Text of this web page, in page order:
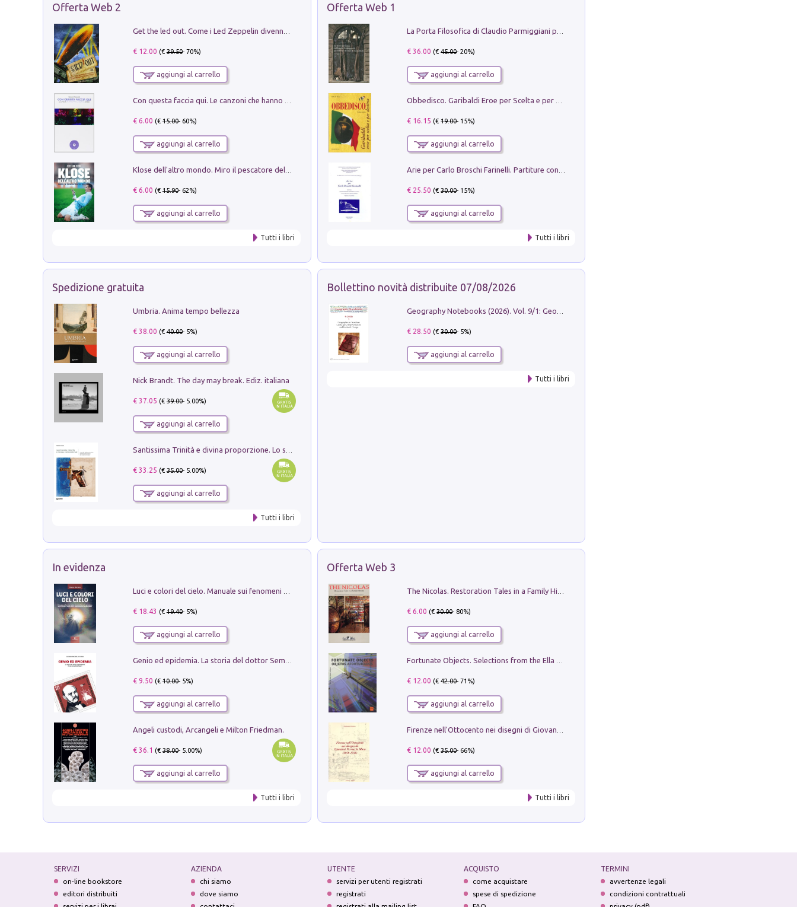
Offerta Web 2
€ 12.00 (€39.50- 70%)
aggiungi al carrello
€ 6.00 (€15.00- 60%)
aggiungi al carrello
Klose dell'altro mondo. Miro il pescatore del goal
€ 6.00 (€15.90- 62%)
aggiungi al carrello
Tutti i libri
Offerta Web 1
€ 36.00 (€45.00- 20%)
aggiungi al carrello
€ 16.15 (€19.00- 15%)
aggiungi al carrello
€ 25.50 (€30.00- 15%)
aggiungi al carrello
Tutti i libri
Spedizione gratuita
Umbria. Anima tempo bellezza
€ 38.00 (€40.00- 5%)
aggiungi al carrello
Nick Brandt. The day may break. Ediz. italiana
€ 37.05 (€39.00- 5.00%)
aggiungi al carrello
€ 33.25 (€35.00- 5.00%)
aggiungi al carrello
Tutti i libri
Bollettino novità distribuite 07/08/2026
€ 28.50 (€30.00- 5%)
aggiungi al carrello
Tutti i libri
In evidenza
€ 18.43 (€19.40- 5%)
aggiungi al carrello
€ 9.50 (€10.00- 5%)
aggiungi al carrello
Angeli custodi, Arcangeli e Milton Friedman.
€ 36.1 (€38.00- 5.00%)
aggiungi al carrello
Tutti i libri
Offerta Web 3
€ 6.00 (€30.00- 80%)
aggiungi al carrello
€ 12.00 (€42.00- 71%)
aggiungi al carrello
€ 12.00 (€35.00- 66%)
aggiungi al carrello
Tutti i libri
SERVIZI
on-line bookstore
editori distribuiti
AZIENDA
chi siamo
dove siamo
UTENTE
servizi per utenti registrati
registrati
ACQUISTO
come acquistare
spese di spedizione
TERMINI
avvertenze legali
condizioni contrattuali